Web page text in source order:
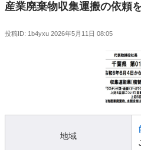
産業廃棄物収集運搬の依頼
投稿ID: 1b4yxu 2026年5月11日 08:05
地域